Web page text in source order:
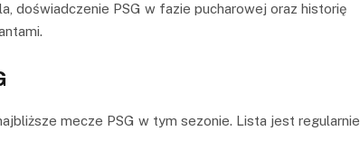
doświadczenie PSG w fazie pucharowej oraz historię
mecze PSG w tym sezonie. Lista jest regularnie